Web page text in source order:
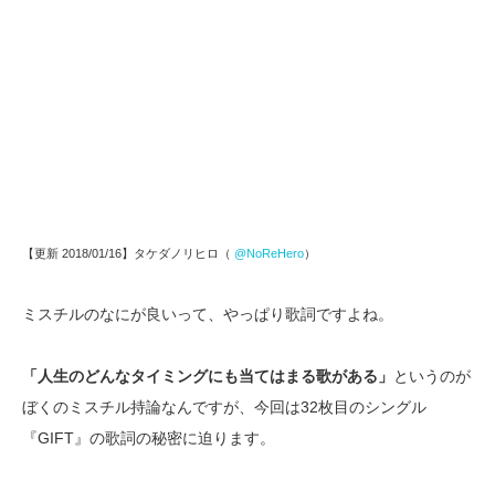
【更新 2018/01/16】タケダノリヒロ（ @NoReHero）
ミスチルのなにが良いって、やっぱり歌詞ですよね。
「人生のどんなタイミングにも当てはまる歌がある」 というのが
ぼくのミスチル持論なんですが、今回は32枚目のシングル
『GIFT』の歌詞の秘密に迫ります。